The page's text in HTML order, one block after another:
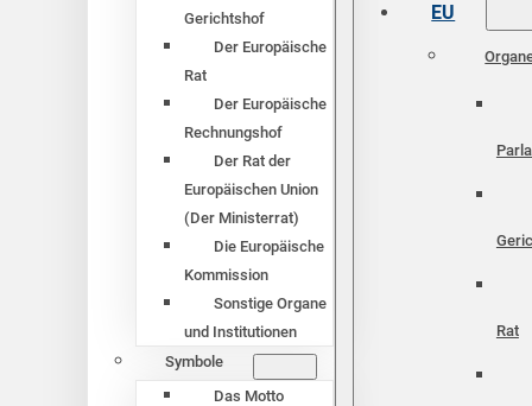
Gerichtshof
Der Europäische
Rat
Der Europäische
Rechnungshof
Der Rat der
Europäischen Union
(Der Ministerrat)
Die Europäische
Kommission
Sonstige Organe
und Institutionen
Symbole
Das Motto
EU
Rat